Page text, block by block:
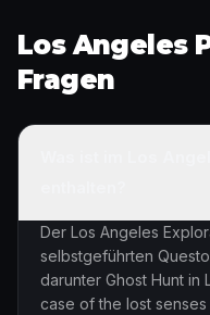
Los Angeles
Fragen
Der Los Angeles
selbstgeführten
darunter Ghost Hunt in
case of the lost